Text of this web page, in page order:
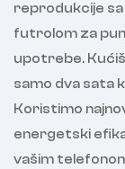
reprodukcije sa
futrolom za
upotrebe.
samo dva sata
Koristimo
energetski
vašim